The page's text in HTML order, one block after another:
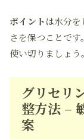
ポイントは水分
さを保つことで
使い切りましょう。
グリセリ
整方法 –
案